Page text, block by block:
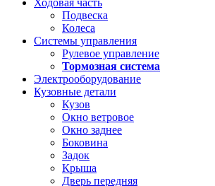
Подвеска
Колеса
Системы управления
Рулевое управление
Тормозная система
Электрооборудование
Кузовные детали
Кузов
Окно ветровое
Окно заднее
Боковина
Задок
Крыша
Дверь передняя